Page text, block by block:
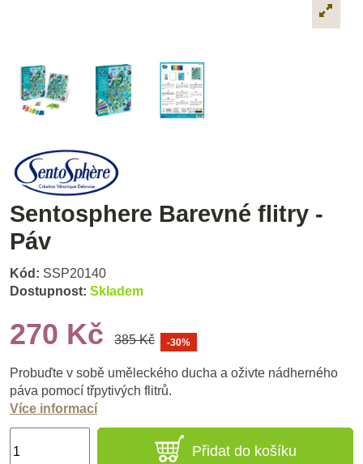
Sentosphere Barevné flitry -
Páv
Kód: SSP20140
Dostupnost: Skladem
270 Kč 385 Kč -30%
Probuďte v sobě uměleckého ducha a oživte nádherného
páva pomocí třpytivých flitrů.
Více informací
Přidat do košíku